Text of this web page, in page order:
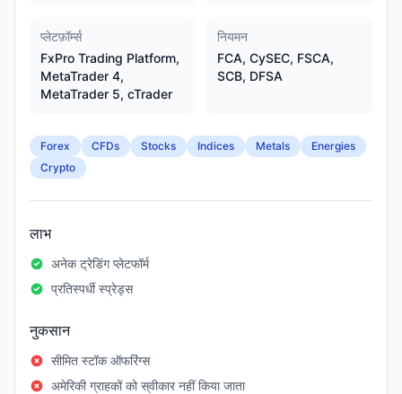
प्लेटफ़ॉर्म्स
FxPro Trading Platform,
MetaTrader 4,
MetaTrader 5, cTrader
नियमन
FCA, CySEC, FSCA,
SCB, DFSA
Forex CFDs Stocks Indices Metals
Energies
Crypto
लाभ
अनेक ट्रेडिंग प्लेटफॉर्म
प्रतिस्पर्धी स्प्रेड्स
नुकसान
सीमित स्टॉक ऑफरिंग्स
अमेरिकी ग्राहकों को स्वीकार नहीं किया जाता